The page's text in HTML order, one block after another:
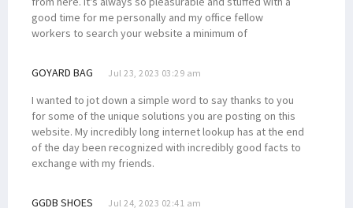
good time for me personally and my office fellow
workers to search your website a minimum of
GOYARD BAG Jul 23, 2023 03:29 am
I wanted to jot down a simple word to say thanks to you
for some of the unique solutions you are posting on this
website. My incredibly long internet lookup has at the end
of the day been recognized with incredibly good facts to
exchange with my friends.
GGDB SHOES Jul 24, 2023 02:41 am